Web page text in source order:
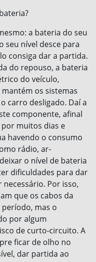
a bateria do seu
seu nível desce para
consiga dar a partida.
do repouso, a bateria
do veículo,
os sistemas
carro desligado. Daí a
componente, afinal
muitos dias e
havendo o consumo
rádio, ar-
o nível de bateria
dificuldades para dar
Por isso,
que os cabos da
mas o
por algum
de curto-circuito. A
ficar de olho no
dar partida ao